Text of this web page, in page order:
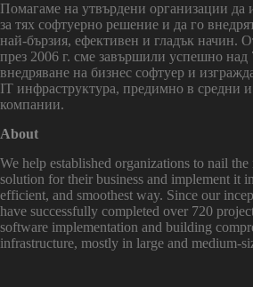
Помагаме на утвърдени организации да
за тях софтуерно решение и да го
най-бързия, ефективен и гладък начин.
през 2006 г. сме завършили успешно над
внедряване на бизнес софтуер и
IT инфраструктура, предимно в средни
компании.
About
We help established organizations to nail
solution for their business and implement it
efficient, and smoothest way. Since our
have successfully completed over 720
software implementation and building
infrastructure, mostly in large and medium-